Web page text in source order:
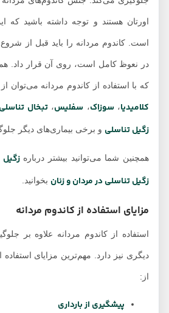
اورتان هستند و توجه داشته باشید که این
است. کاندوم مردانه را باید قبل از شروع
در نعوظ کامل است، روی آن قرار داد. همچنین
که با استفاده از کاندوم مردانه می‌توان از
کلامیدیا،سوزاک،سفلیس،تبخال تناسلی،
زگیل تناسلیو برخی بیماری‌های دیگر جلوگیری
همچنین شما می‌توانید بیشتر دربارهزگیل
زگیل تناسلی در مردان و زنانبخوانید.
مزایای استفاده از کاندوم مردانه
استفاده از کاندوم مردانه علاوه بر جلوگیری
دیگری نیز دارد. مهم‌ترین مزایای استفاده از
پیشگیری از بارداری